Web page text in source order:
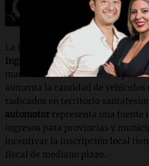
Video
La lógica oficial es que resignar
Ingresos Brutoshoy puede
masa tributaria mañana,
aumenta la cantidad de vehículos
radicados en territorio
automotor representa una fuente
ingresos para provincias y
incentivar la inscripción local
fiscal de mediano plazo.